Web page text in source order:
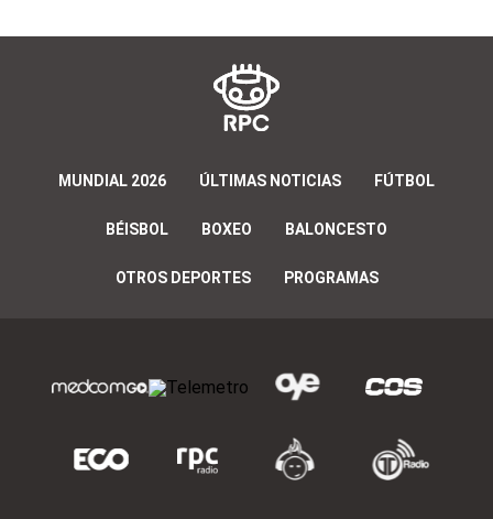
MUNDIAL 2026 ÚLTIMAS NOTICIAS FÚTBOL
BÉISBOL BOXEO BALONCESTO
OTROS DEPORTES PROGRAMAS